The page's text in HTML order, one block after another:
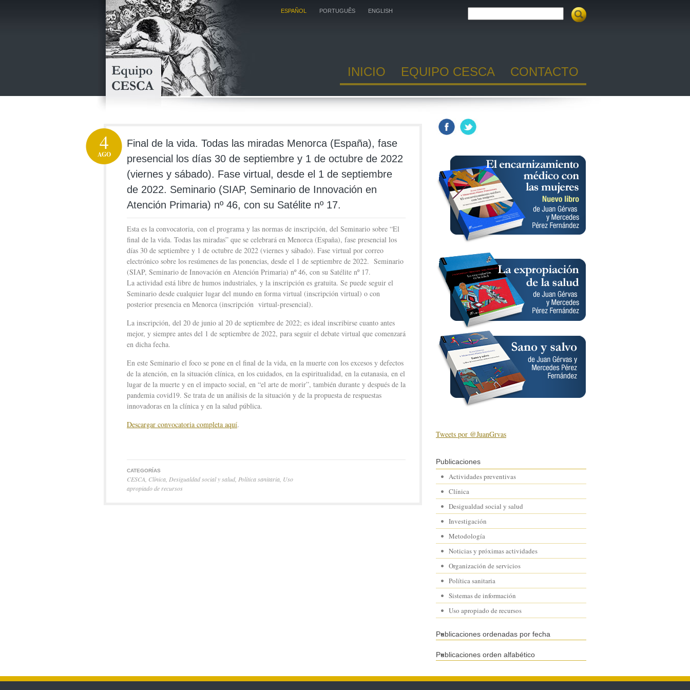
ESPAÑOL PORTUGUÊS ENGLISH
INICIO EQUIPO CESCA CONTACTO
Final de la vida. Todas las miradas Menorca (España), fase
presencial los días 30 de septiembre y 1 de octubre de 2022
(viernes y sábado). Fase virtual, desde el 1 de septiembre
de 2022. Seminario (SIAP, Seminario de Innovación en
Atención Primaria) nº 46, con su Satélite nº 17.
4
AGO
Esta es la convocatoria, con el programa y las normas de inscripción, del Seminario sobre “El
final de la vida. Todas las miradas” que se celebrará en Menorca (España), fase presencial los
días 30 de septiembre y 1 de octubre de 2022 (viernes y sábado). Fase virtual por correo
electrónico sobre los resúmenes de las ponencias, desde el 1 de septiembre de 2022. Seminario
(SIAP, Seminario de Innovación en Atención Primaria) nº 46, con su Satélite nº 17.
La actividad está libre de humos industriales, y la inscripción es gratuita. Se puede seguir el
Seminario desde cualquier lugar del mundo en forma virtual (inscripción virtual) o con
posterior presencia en Menorca (inscripción virtual-presencial).
La inscripción, del 20 de junio al 20 de septiembre de 2022; es ideal inscribirse cuanto antes
mejor, y siempre antes del 1 de septiembre de 2022, para seguir el debate virtual que comenzará
en dicha fecha.
En este Seminario el foco se pone en el final de la vida, en la muerte con los excesos y defectos
de la atención, en la situación clínica, en los cuidados, en la espiritualidad, en la eutanasia, en el
lugar de la muerte y en el impacto social, en “el arte de morir”, también durante y después de la
pandemia covid19. Se trata de un análisis de la situación y de la propuesta de respuestas
innovadoras en la clínica y en la salud pública.
Descargar convocatoria completa aquí.
CATEGORÍAS
CESCA Clínica Desigualdad social y salud Política sanitaria Uso
apropiado de recursos
Tweets por @JuanGrvas
Publicaciones
Actividades preventivas
Clínica
Desigualdad social y salud
Investigación
Metodología
Noticias y próximas actividades
Organización de servicios
Política sanitaria
Sistemas de información
Uso apropiado de recursos
Publicaciones ordenadas por fecha
Publicaciones orden alfabético